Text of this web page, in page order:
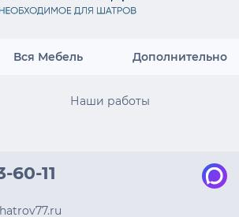
Вся Мебель Дополнительно
Наши работы
60-11